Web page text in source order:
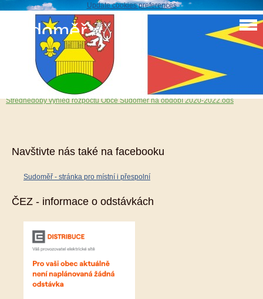
Update cookies preferences
Sudoměř
STŘEDNĚDOBÝ VÝHLED ROZPOČTU OBCE na
období 2020-2022
Střednědobý výhled rozpočtu Obce Sudoměř na období 2020-2022.ods
Navštivte nás také na facebooku
Sudoměř - stránka pro místní i přespolní
ČEZ - informace o odstávkách